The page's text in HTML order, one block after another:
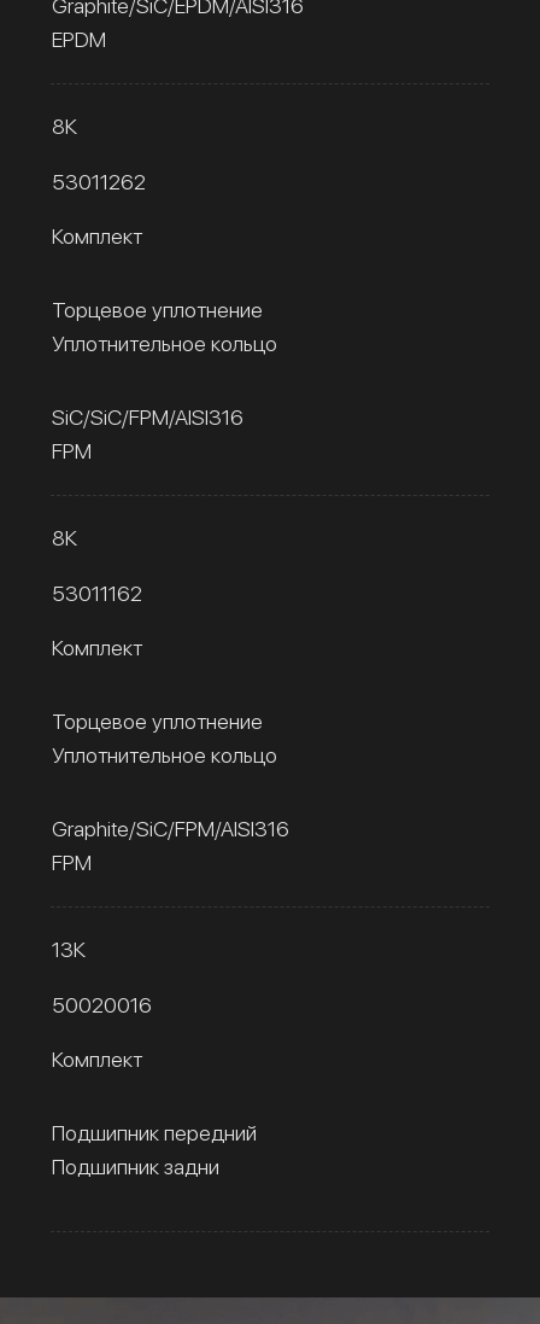
Graphite/SiC/EPDM/AISI316
EPDM
8К
53011262
Комплект
Торцевое уплотнение
Уплотнительное кольцо
SiC/SiC/FPM/AISI316
FPM
8К
53011162
Комплект
Торцевое уплотнение
Уплотнительное кольцо
Graphite/SiC/FPM/AISI316
FPM
13К
50020016
Комплект
Подшипник передний
Подшипник задни